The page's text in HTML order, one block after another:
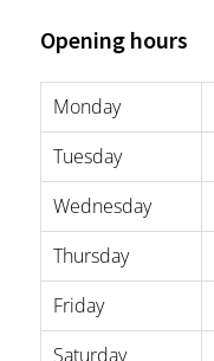
Opening hours
Monday
Tuesday
Wednesday
Thursday
Friday
Saturday